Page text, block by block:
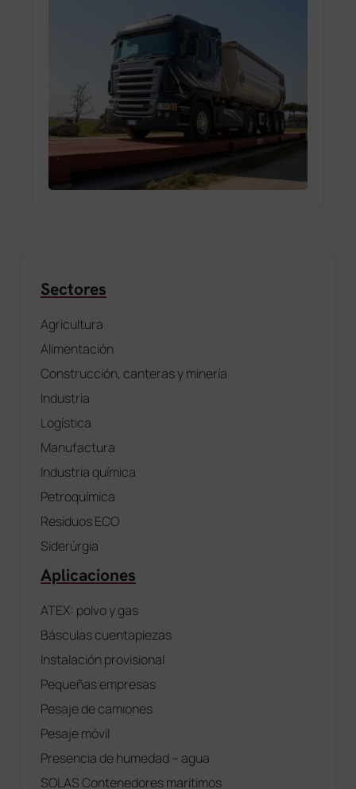
Sectores
Agricultura
Alimentación
Construcción, canteras y minería
Industria
Logística
Manufactura
Industria química
Petroquímica
Residuos ECO
Siderúrgia
Aplicaciones
ATEX: polvo y gas
Básculas cuentapiezas
Instalación provisional
Pequeñas empresas
Pesaje de camiones
Pesaje móvil
Presencia de humedad – agua
SOLAS Contenedores marítimos